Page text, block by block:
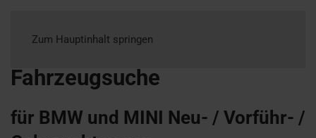
Zum Hauptinhalt springen
Fahrzeugsuche
für BMW und MINI Neu- / Vorführ- /